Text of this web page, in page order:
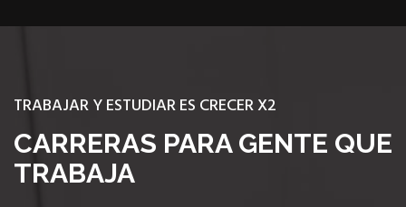
TRABAJAR Y ESTUDIAR ES CRECER X2
CARRERAS PARA GENTE QUE
TRABAJA